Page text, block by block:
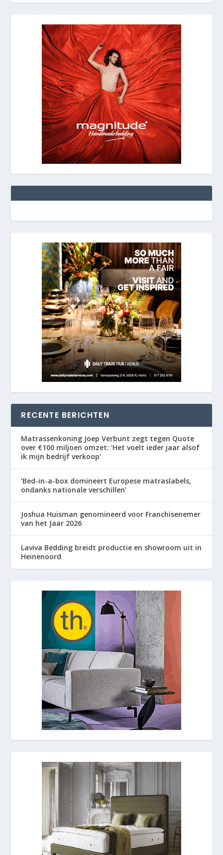
RECENTE BERICHTEN
Matrassenkoning Joep Verbunt zegt tegen Quote
over €100 miljoen omzet: ‘Het voelt ieder jaar alsof
ik mijn bedrijf verkoop’
‘Bed-in-a-box domineert Europese matraslabels,
ondanks nationale verschillen’
Joshua Huisman genomineerd voor Franchisenemer
van het Jaar 2026
Laviva Bedding breidt productie en showroom uit in
Heinenoord